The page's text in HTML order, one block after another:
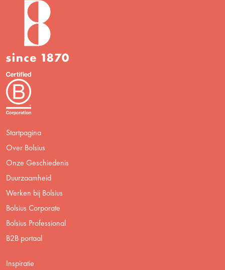
Startpagina
Over Bolsius
Onze Geschiedenis
Duurzaamheid
Werken bij Bolsius
Bolsius Corporate
Bolsius Professional
B2B portaal
Inspiratie